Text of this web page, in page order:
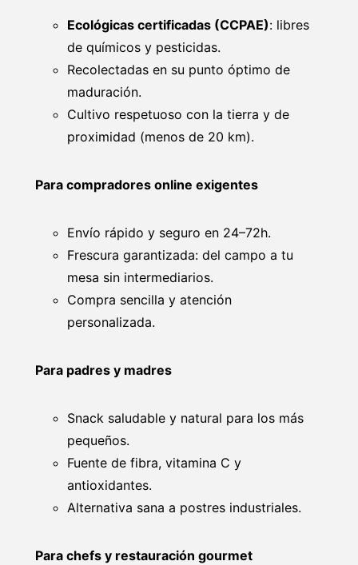
Ecológicas certificadas (CCPAE): libres
de químicos y pesticidas.
Recolectadas en su punto óptimo de
maduración.
Cultivo respetuoso con la tierra y de
proximidad (menos de 20 km).
Para compradores online exigentes
Envío rápido y seguro en 24–72h.
Frescura garantizada: del campo a tu
mesa sin intermediarios.
Compra sencilla y atención
personalizada.
Para padres y madres
Snack saludable y natural para los más
pequeños.
Fuente de fibra, vitamina C y
antioxidantes.
Alternativa sana a postres industriales.
Para chefs y restauración gourmet